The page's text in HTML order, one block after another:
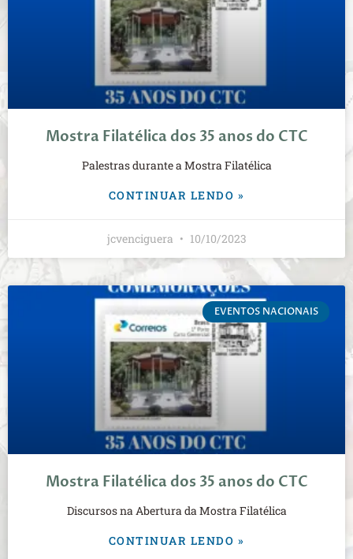
Mostra Filatélica dos 35 anos do CTC
Palestras durante a Mostra Filatélica
CONTINUAR LENDO »
jcvenciguera 10/10/2023
EVENTOS NACIONAIS
Mostra Filatélica dos 35 anos do CTC
Discursos na Abertura da Mostra Filatélica
CONTINUAR LENDO »